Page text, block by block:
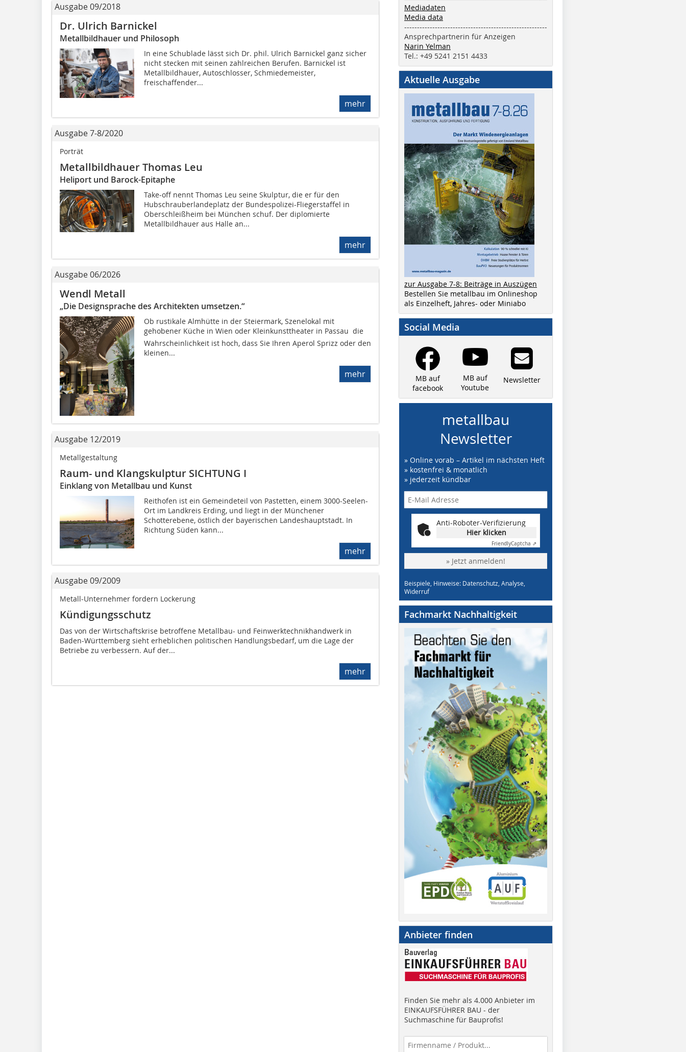
Ausgabe 09/2018
Dr. Ulrich Barnickel
Metallbildhauer und Philosoph
In eine Schublade lässt sich Dr. phil. Ulrich Barnickel ganz sicher
nicht stecken mit seinen zahlreichen Berufen. Barnickel ist
Metallbildhauer, Autoschlosser, Schmiedemeister,
freischaffender...
mehr
Ausgabe 7-8/2020
Porträt
Metallbildhauer Thomas Leu
Heliport und Barock-Epitaphe
Take-off nennt Thomas Leu seine Skulptur, die er für den
Hubschrauberlandeplatz der Bundespolizei-Fliegerstaffel in
Oberschleißheim bei München schuf. Der diplomierte
Metallbildhauer aus Halle an...
mehr
Ausgabe 06/2026
Wendl Metall
„Die Designsprache des Architekten umsetzen.“
Ob rustikale Almhütte in der Steiermark, Szenelokal mit
gehobener Küche in Wien oder Kleinkunsttheater in Passau  die
Wahrscheinlichkeit ist hoch, dass Sie Ihren Aperol Sprizz oder den
kleinen...
mehr
Ausgabe 12/2019
Metallgestaltung
Raum- und Klangskulptur SICHTUNG I
Einklang von Metallbau und Kunst
Reithofen ist ein Gemeindeteil von Pastetten, einem 3000-Seelen-
Ort im Landkreis Erding, und liegt in der Münchener
Schotterebene, östlich der bayerischen Landeshauptstadt. In
Richtung Süden kann...
mehr
Ausgabe 09/2009
Metall-Unternehmer fordern Lockerung
Kündigungsschutz
Das von der Wirtschaftskrise betroffene Metallbau- und Feinwerktechnikhandwerk in
Baden-Württemberg sieht erheblichen politischen Handlungsbedarf, um die Lage der
Betriebe zu verbessern. Auf der...
mehr
Mediadaten
Media data
--------------------------------------------------------
Ansprechpartnerin für Anzeigen
Narin Yelman
Tel.: +49 5241 2151 4433
Aktuelle Ausgabe
zur Ausgabe 7-8: Beiträge in Auszügen
Bestellen Sie metallbau im Onlineshop
als Einzelheft, Jahres- oder Miniabo
Social Media
MB auf
facebook
MB auf
Youtube
Newsletter
metallbau
Newsletter
» Online vorab – Artikel im nächsten Heft
» kostenfrei & monatlich
» jederzeit kündbar
Anti-Roboter-Verifizierung
Hier klicken
FriendlyCaptcha ⇗
» Jetzt anmelden!
Beispiele, Hinweise: Datenschutz, Analyse,
Widerruf
Fachmarkt Nachhaltigkeit
Anbieter finden
Finden Sie mehr als 4.000 Anbieter im
EINKAUFSFÜHRER BAU - der
Suchmaschine für Bauprofis!